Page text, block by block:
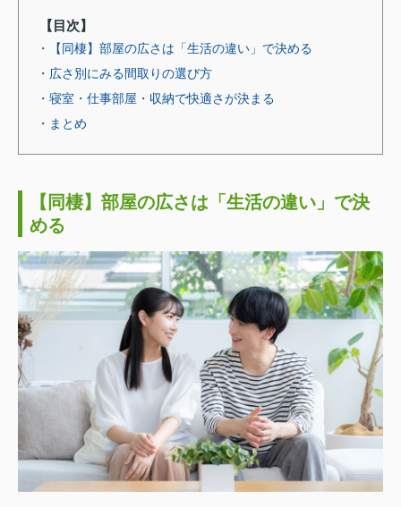
【目次】
・【同棲】部屋の広さは「生活の違い」で決める
・広さ別にみる間取りの選び方
・寝室・仕事部屋・収納で快適さが決まる
・まとめ
【同棲】部屋の広さは「生活の違い」で決
める